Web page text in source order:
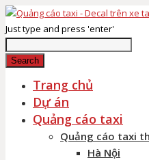
Just type and press 'enter'
Search
Trang chủ
Dự án
Quảng cáo taxi
Quảng cáo taxi
Hà Nội